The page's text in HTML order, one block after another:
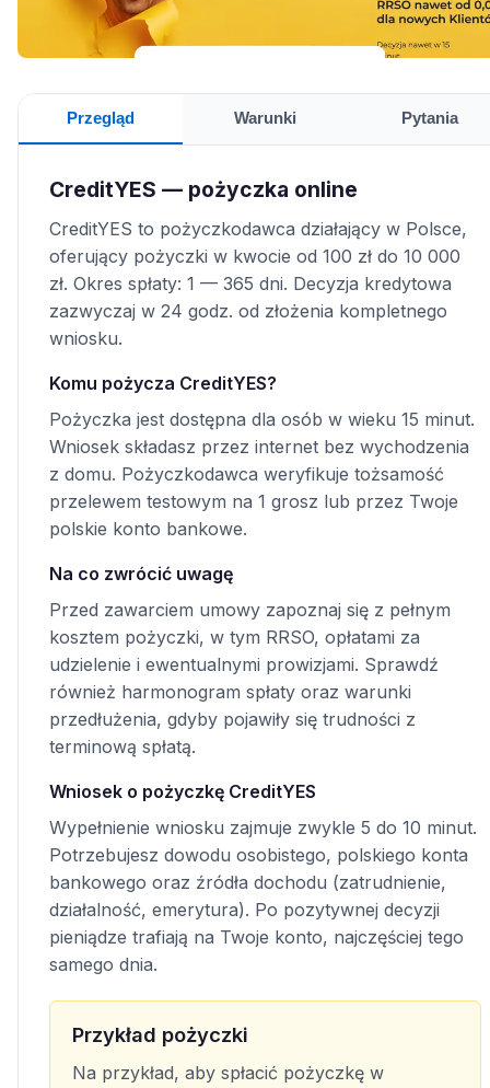
Przegląd Warunki Pytania
CreditYES — pożyczka online
CreditYES to pożyczkodawca działający w Polsce,
oferujący pożyczki w kwocie od 100 zł do 10 000
zł. Okres spłaty: 1 — 365 dni. Decyzja kredytowa
zazwyczaj w 24 godz. od złożenia kompletnego
wniosku.
Komu pożycza CreditYES?
Pożyczka jest dostępna dla osób w wieku 15 minut.
Wniosek składasz przez internet bez wychodzenia
z domu. Pożyczkodawca weryfikuje tożsamość
przelewem testowym na 1 grosz lub przez Twoje
polskie konto bankowe.
Na co zwrócić uwagę
Przed zawarciem umowy zapoznaj się z pełnym
kosztem pożyczki, w tym RRSO, opłatami za
udzielenie i ewentualnymi prowizjami. Sprawdź
również harmonogram spłaty oraz warunki
przedłużenia, gdyby pojawiły się trudności z
terminową spłatą.
Wniosek o pożyczkę CreditYES
Wypełnienie wniosku zajmuje zwykle 5 do 10 minut.
Potrzebujesz dowodu osobistego, polskiego konta
bankowego oraz źródła dochodu (zatrudnienie,
działalność, emerytura). Po pozytywnej decyzji
pieniądze trafiają na Twoje konto, najczęściej tego
samego dnia.
Przykład pożyczki
Na przykład, aby spłacić pożyczkę w